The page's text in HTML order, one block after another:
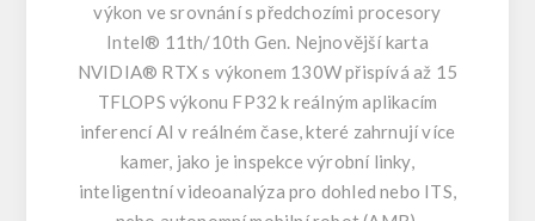
výkon ve srovnání s předchozími procesory
Intel® 11th/10th Gen. Nejnovější karta
NVIDIA® RTX s výkonem 130W přispívá až 15
TFLOPS výkonu FP32 k reálným aplikacím
inferencí AI v reálném čase, které zahrnují více
kamer, jako je inspekce výrobní linky,
inteligentní videoanalýza pro dohled nebo ITS,